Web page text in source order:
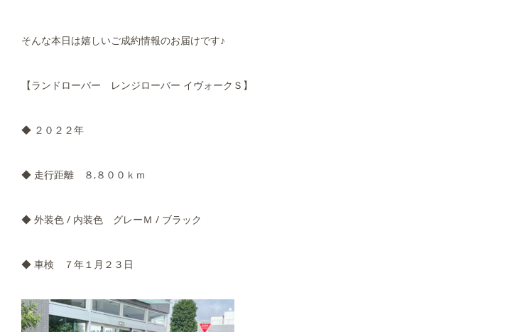
そんな本日は嬉しいご成約情報のお届けです♪
【ランドローバー レンジローバー イヴォークＳ】
◆ ２０２２年
◆ 走行距離 ８,８００ｋｍ
◆ 外装色 / 内装色 グレーＭ / ブラック
◆ 車検 ７年１月２３日